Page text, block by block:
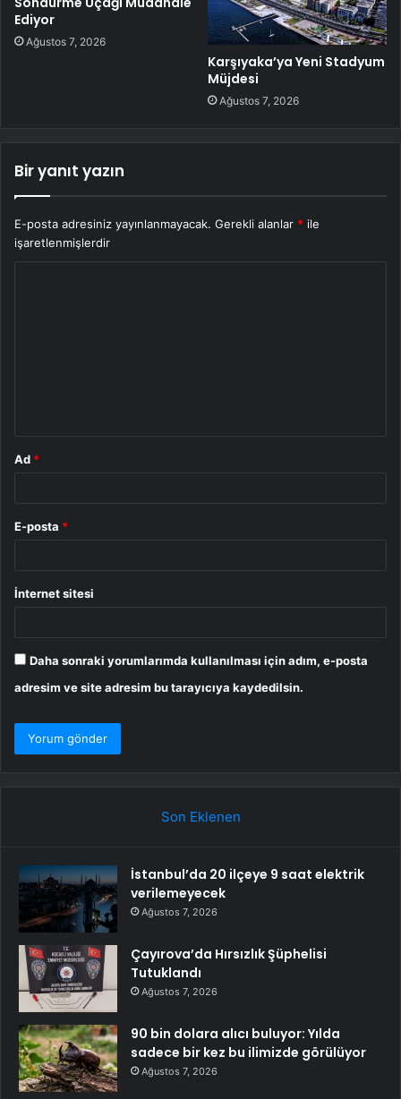
Ediyor
Ağustos 7, 2026
Karşıyaka’ya Yeni Stadyum
Müjdesi
Ağustos 7, 2026
Bir yanıt yazın
E-posta adresiniz yayınlanmayacak. Gerekli alanlar * ile
işaretlenmişlerdir
Ad *
E-posta *
İnternet sitesi
Daha sonraki yorumlarımda kullanılması için adım, e-posta
adresim ve site adresim bu tarayıcıya kaydedilsin.
Son Eklenen
İstanbul’da 20 ilçeye 9 saat elektrik
verilemeyecek
Ağustos 7, 2026
Çayırova’da Hırsızlık Şüphelisi
Tutuklandı
Ağustos 7, 2026
90 bin dolara alıcı buluyor: Yılda
sadece bir kez bu ilimizde görülüyor
Ağustos 7, 2026